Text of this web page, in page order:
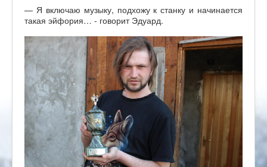
— Я включаю музыку, подхожу к станку и начинается
такая эйфория… - говорит Эдуард.